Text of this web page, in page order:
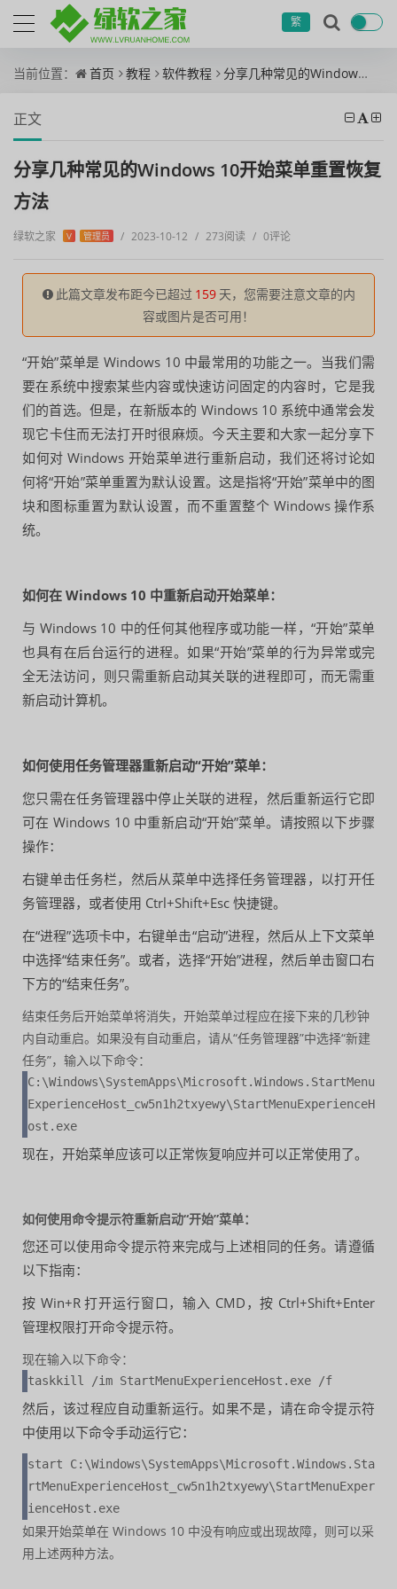
繁
当前位置： 首页 教程 软件教程 分享几种常见的Windows 10开始菜单重置恢复方法
正文
分享几种常见的Windows 10开始菜单重置恢复
方法
绿软之家 V 管理员 / 2023-10-12 / 273阅读 / 0评论
此篇文章发布距今已超过 159 天，您需要注意文章的内
容或图片是否可用！
“开始”菜单是 Windows 10 中最常用的功能之一。当我们需
要在系统中搜索某些内容或快速访问固定的内容时，它是我
们的首选。但是，在新版本的 Windows 10 系统中通常会发
现它卡住而无法打开时很麻烦。今天主要和大家一起分享下
如何对 Windows 开始菜单进行重新启动，我们还将讨论如
何将“开始”菜单重置为默认设置。这是指将“开始”菜单中的图
块和图标重置为默认设置，而不重置整个 Windows 操作系
统。
如何在 Windows 10 中重新启动开始菜单：
与 Windows 10 中的任何其他程序或功能一样，“开始”菜单
也具有在后台运行的进程。如果“开始”菜单的行为异常或完
全无法访问，则只需重新启动其关联的进程即可，而无需重
新启动计算机。
如何使用任务管理器重新启动“开始”菜单：
您只需在任务管理器中停止关联的进程，然后重新运行它即
可在 Windows 10 中重新启动“开始”菜单。请按照以下步骤
操作：
右键单击任务栏，然后从菜单中选择任务管理器，以打开任
务管理器，或者使用 Ctrl+Shift+Esc 快捷键。
在“进程”选项卡中，右键单击“启动”进程，然后从上下文菜单
中选择“结束任务”。或者，选择“开始”进程，然后单击窗口右
下方的“结束任务”。
结束任务后开始菜单将消失，开始菜单过程应在接下来的几秒钟
内自动重启。如果没有自动重启，请从“任务管理器”中选择“新建
任务”，输入以下命令：
C:\Windows\SystemApps\Microsoft.Windows.StartMenu
ExperienceHost_cw5n1h2txyewy\StartMenuExperienceH
ost.exe
现在，开始菜单应该可以正常恢复响应并可以正常使用了。
如何使用命令提示符重新启动“开始”菜单：
您还可以使用命令提示符来完成与上述相同的任务。请遵循
以下指南：
按 Win+R 打开运行窗口，输入 CMD，按 Ctrl+Shift+Enter
管理权限打开命令提示符。
现在输入以下命令：
taskkill /im StartMenuExperienceHost.exe /f
然后，该过程应自动重新运行。如果不是，请在命令提示符
中使用以下命令手动运行它：
start C:\Windows\SystemApps\Microsoft.Windows.Sta
rtMenuExperienceHost_cw5n1h2txyewy\StartMenuExper
ienceHost.exe
如果开始菜单在 Windows 10 中没有响应或出现故障，则可以采
用上述两种方法。